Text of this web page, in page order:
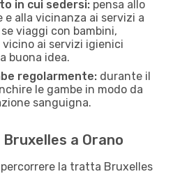
in cui sedersi: pensa allo
e alla vicinanza ai servizi a
viaggi con bambini,
ai servizi igienici
buona idea.
regolarmente: durante il
le gambe in modo da
sanguigna.
a Orano
la tratta Bruxelles